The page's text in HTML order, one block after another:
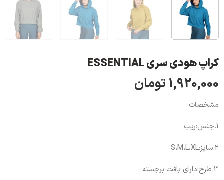
کراپ هودی سری ESSENTIAL
1,920,000تومان
مشخصات
1.جنس:ریب
2.سایز:S،M،L،XL
3.طرح:دارای بافت برجسته